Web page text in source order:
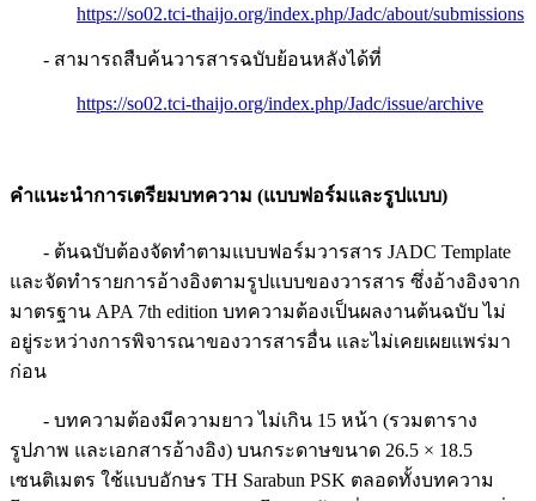
https://so02.tci-thaijo.org/index.php/Jadc/about/submissions
- สามารถสืบค้นวารสารฉบับย้อนหลังได้ที่
https://so02.tci-thaijo.org/index.php/Jadc/issue/archive
คำแนะนำการเตรียมบทความ (แบบฟอร์มและรูปแบบ)
- ต้นฉบับต้องจัดทำตามแบบฟอร์มวารสาร JADC Template
และจัดทำรายการอ้างอิงตามรูปแบบของวารสาร ซึ่งอ้างอิงจาก
มาตรฐาน APA 7th edition บทความต้องเป็นผลงานต้นฉบับ ไม่
อยู่ระหว่างการพิจารณาของวารสารอื่น และไม่เคยเผยแพร่มา
ก่อน
- บทความต้องมีความยาว ไม่เกิน 15 หน้า (รวมตาราง
รูปภาพ และเอกสารอ้างอิง) บนกระดาษขนาด 26.5 × 18.5
เซนติเมตร ใช้แบบอักษร TH Sarabun PSK ตลอดทั้งบทความ